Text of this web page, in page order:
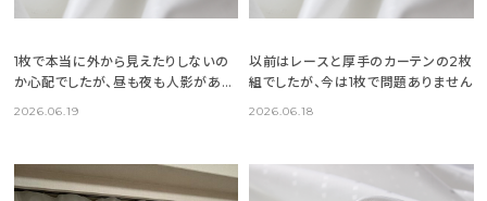
1枚で本当に外から見えたりしないの
か心配でしたが、昼も夜も人影がある
2026.06.19
以前はレースと厚手のカーテンの2枚
組でしたが、今は1枚で問題ありません
2026.06.18